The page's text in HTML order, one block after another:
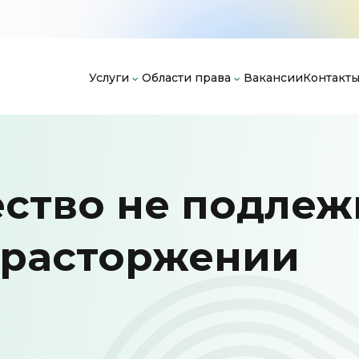
Услуги Области права Вакансии
не